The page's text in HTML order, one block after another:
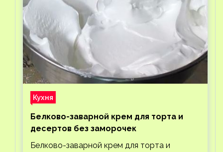
Кухня
Белково-заварной крем для торта и
десертов без заморочек
Белково-заварной крем для торта и